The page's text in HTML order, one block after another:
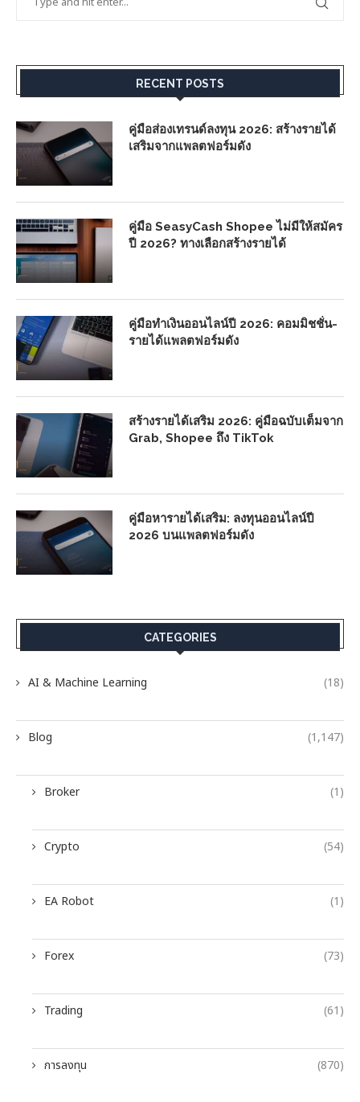
RECENT POSTS
คู่มือส่องเทรนด์ลงทุน 2026: สร้างรายได้
เสริมจากแพลตฟอร์มดัง
คู่มือ SeasyCash Shopee ไม่มีให้สมัคร
ปี 2026? ทางเลือกสร้างรายได้
คู่มือทำเงินออนไลน์ปี 2026: คอมมิชชั่น-
รายได้แพลตฟอร์มดัง
สร้างรายได้เสริม 2026: คู่มือฉบับเต็มจาก
Grab, Shopee ถึง TikTok
คู่มือหารายได้เสริม: ลงทุนออนไลน์ปี
2026 บนแพลตฟอร์มดัง
CATEGORIES
AI & Machine Learning (18)
Blog (1,147)
Broker (1)
Crypto (54)
EA Robot (1)
Forex (73)
Trading (61)
การลงทุน (870)